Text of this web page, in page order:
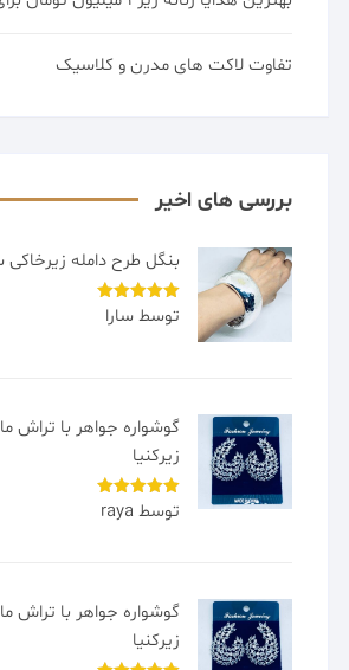
تفاوت لاکت های مدرن و کلاسیک
بررسی های اخیر
بنگل طرح دامله زیرخاکی
امتیاز 5از
5
توسط سارا
گوشواره جواهر با تراش
زیرکنیا
امتیاز 5از
5
توسط raya
گوشواره جواهر با تراش
زیرکنیا